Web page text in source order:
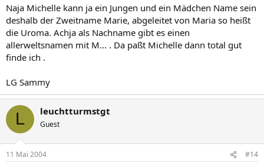
Naja Michelle kann ja ein Jungen und ein Mädchen Name sein
deshalb der Zweitname Marie, abgeleitet von Maria so heißt
die Uroma. Achja als Nachname gibt es einen
allerweltsnamen mit M... . Da paßt Michelle dann total gut
finde ich .
LG Sammy
L leuchtturmstgt
Guest
11 Mai 2004 #14